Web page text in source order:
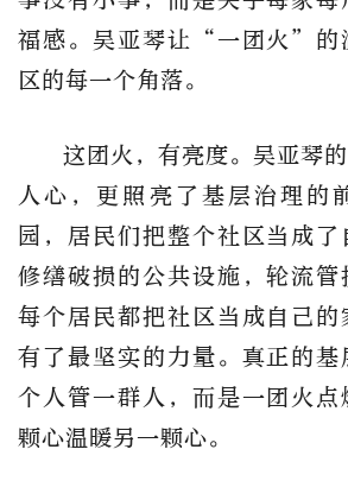
福感。吴亚琴让“一团火”的
区的每一个角落。
这团火，有亮度。吴亚琴
人心，更照亮了基层治理的
园，居民们把整个社区当成
修缮破损的公共设施，轮流管
每个居民都把社区当成自己
有了最坚实的力量。真正的
个人管一群人，而是一团火
颗心温暖另一颗心。